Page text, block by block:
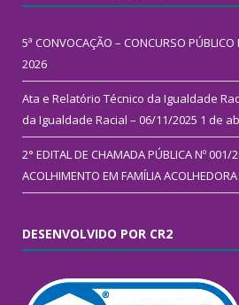
5ª CONVOCAÇÃO – CONCURSO
2026
Ata e Relatório Técnico da Igualdade
da Igualdade Racial – 06/11/2025 1 de
2° EDITAL DE CHAMADA PÚBLICA Nº 001/
ACOLHIMENTO EM FAMÍLIA ACOLHEDORA
DESENVOLVIDO POR CR2